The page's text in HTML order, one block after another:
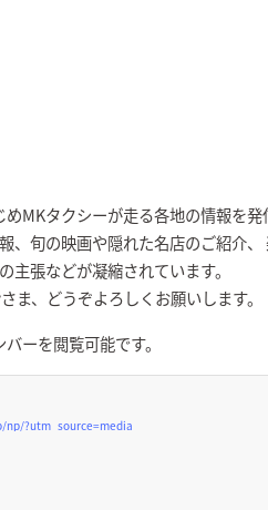
MKタクシーが走る各地の情報を発
、旬の映画や隠れた名店のご紹介
張などが凝縮されています。
ま、どうぞよろしくお願いします。
ーを閲覧可能です。
?utm_source=media